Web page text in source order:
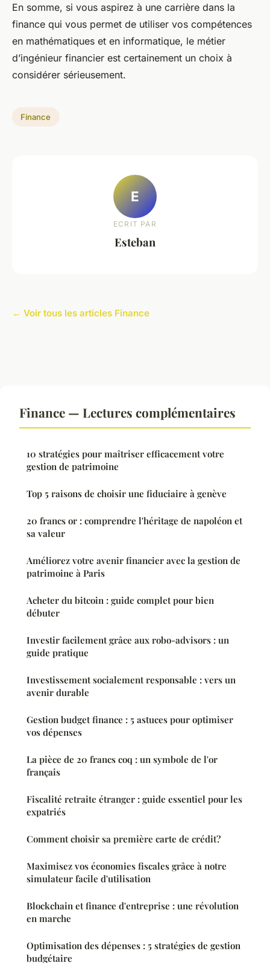
En somme, si vous aspirez à une carrière dans la
finance qui vous permet de utiliser vos compétences
en mathématiques et en informatique, le métier
d’ingénieur financier est certainement un choix à
considérer sérieusement.
Finance
E
ECRIT PAR
Esteban
← Voir tous les articles Finance
Finance — Lectures complémentaires
10 stratégies pour maîtriser efficacement votre
gestion de patrimoine
Top 5 raisons de choisir une fiduciaire à genève
20 francs or : comprendre l'héritage de napoléon et
sa valeur
Améliorez votre avenir financier avec la gestion de
patrimoine à Paris
Acheter du bitcoin : guide complet pour bien
débuter
Investir facilement grâce aux robo-advisors : un
guide pratique
Investissement socialement responsable : vers un
avenir durable
Gestion budget finance : 5 astuces pour optimiser
vos dépenses
La pièce de 20 francs coq : un symbole de l'or
français
Fiscalité retraite étranger : guide essentiel pour les
expatriés
Comment choisir sa première carte de crédit?
Maximisez vos économies fiscales grâce à notre
simulateur facile d'utilisation
Blockchain et finance d'entreprise : une révolution
en marche
Optimisation des dépenses : 5 stratégies de gestion
budgétaire